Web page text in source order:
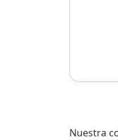
Nuestra